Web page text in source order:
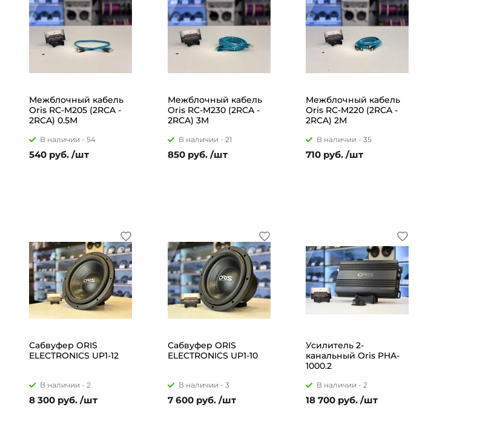
Межблочный кабель
Oris RC-M205 (2RCA -
2RCA) 0.5М
В наличии - 54
540 руб. /шт
Межблочный кабель
Oris RC-M230 (2RCA -
2RCA) 3М
В наличии - 21
850 руб. /шт
Межблочный кабель
Oris RC-M220 (2RCA -
2RCA) 2М
В наличии - 35
710 руб. /шт
Сабвуфер ORIS
ELECTRONICS UP1-12
В наличии - 2
8 300 руб. /шт
Сабвуфер ORIS
ELECTRONICS UP1-10
В наличии - 3
7 600 руб. /шт
Усилитель 2-
канальный Oris PHA-
1000.2
В наличии - 2
18 700 руб. /шт